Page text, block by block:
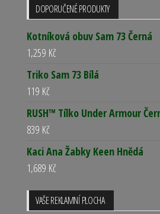
DOPORUČENÉ PRODUKTY
Kotníková obuv Sam 73 Černá
1,259 Kč
Triko Sam 73 Bílá
119 Kč
RUSH™ Tílko Under Armour
839 Kč
Kaci Ana Žabky Keen Hnědá
1,689 Kč
VAŠE REKLAMNÍ PLOCHA